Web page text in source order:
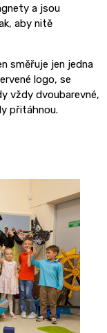
a jsou
aby nitě
směřuje jen jedna
logo, se
vždy dvoubarevné,
přitáhnou.